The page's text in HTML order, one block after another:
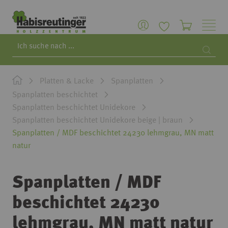
Platten & Lacke
Spanplatten
Spanplatten beschichtet
Spanplatten beschichtet Unidekore
Spanplatten beschichtet Unidekore beige | braun
Spanplatten / MDF beschichtet 24230 lehmgrau, MN matt
natur
Spanplatten / MDF
beschichtet 24230
lehmgrau, MN matt natur